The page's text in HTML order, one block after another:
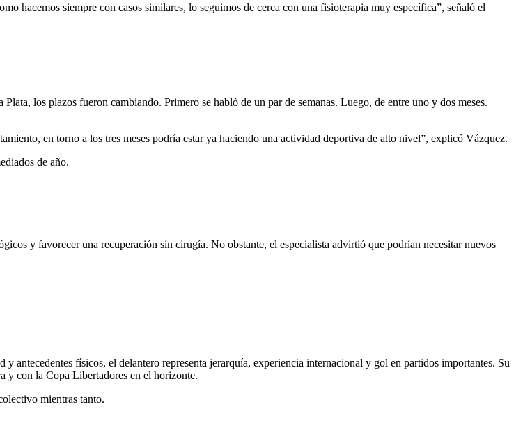
hacemos siempre con casos similares, lo seguimos de cerca con una fisioterapia muy específica”, señaló el
los plazos fueron cambiando. Primero se habló de un par de semanas. Luego, de entre uno y dos meses.
en torno a los tres meses podría estar ya haciendo una actividad deportiva de alto nivel”, explicó Vázquez.
de año.
y favorecer una recuperación sin cirugía. No obstante, el especialista advirtió que podrían necesitar nuevos
antecedentes físicos, el delantero representa jerarquía, experiencia internacional y gol en partidos importantes. Su
y con la Copa Libertadores en el horizonte.
mientras tanto.